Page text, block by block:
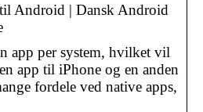
Android | Dansk Android
app per system, hvilket vil
app til iPhone og en anden
fordele ved native apps,